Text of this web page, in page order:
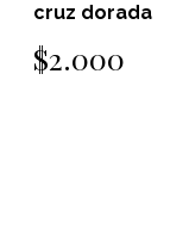
cruz dorada
$2.000